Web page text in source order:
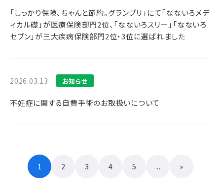
「しっかり保険、ちゃんと節約。グランプリ」にて「なないろメデ
ィカル礎」が医療保険部門2位、「なないろスリー」「なないろ
セブン」が三大疾病保険部門2位・3位に選ばれました
2026.03.13 お知らせ
不妊症に関する自費手術のお取扱いについて
1 2 3 4 5 ... »